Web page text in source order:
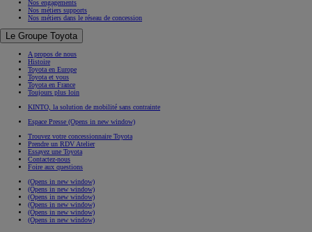
Nos engagements
Nos métiers supports
Nos métiers dans le réseau de concession
Le Groupe Toyota
A propos de nous
Histoire
Toyota en Europe
Toyota et vous
Toyota en France
Toujours plus loin
KINTO, la solution de mobilité sans contrainte
Espace Presse (Opens in new window)
Trouvez votre concessionnaire Toyota
Prendre un RDV Atelier
Essayez une Toyota
Contactez-nous
Foire aux questions
(Opens in new window)
(Opens in new window)
(Opens in new window)
(Opens in new window)
(Opens in new window)
(Opens in new window)